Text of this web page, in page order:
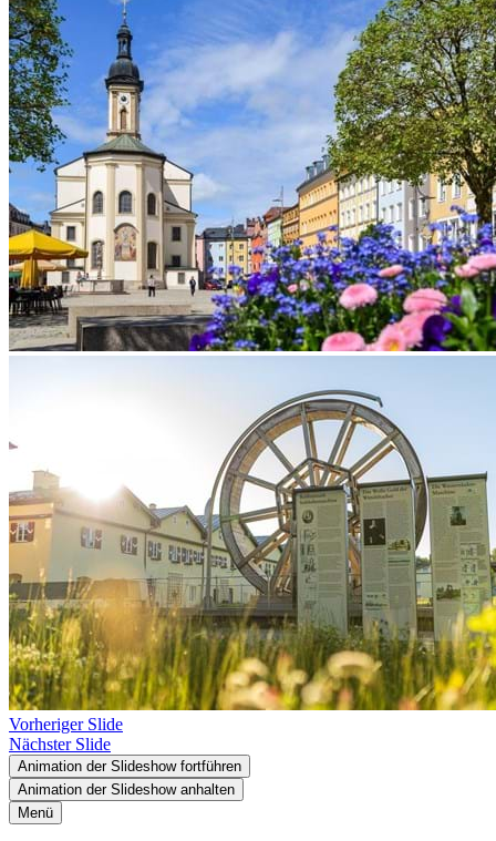
Vorheriger Slide
Nächster Slide
Animation der Slideshow fortführen
Animation der Slideshow anhalten
Menü